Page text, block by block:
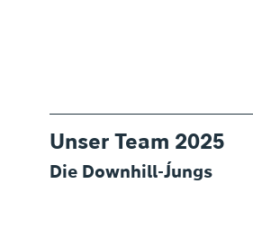
Unser Team 2025
Die Downhill-Jungs